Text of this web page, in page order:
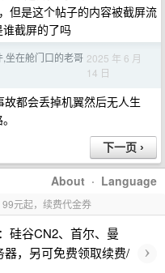
但是这个帖子的内容被截屏流
截屏的了吗
,坐在舱门口的老哥 2025 年 6 月
14 日
都会丢掉机翼然后无人生
About · Language
元起，续费代金券
硅谷CN2、首尔、曼
，另可免费领取续费/
›